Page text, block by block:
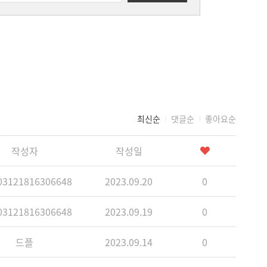
최신순 댓글순 좋아요순
작성자 작성일
2023.09.20 0
2023.09.19 0
드플 2023.09.14 0